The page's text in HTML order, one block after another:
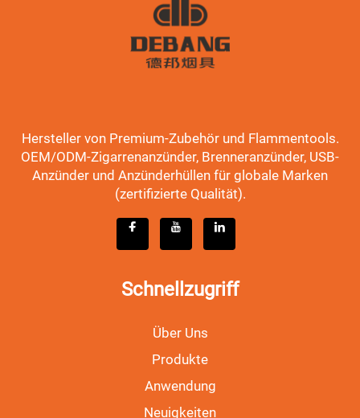
Hersteller von Premium-Zubehör und Flammentools.
OEM/ODM-Zigarrenanzünder, Brenneranzünder, USB-
Anzünder und Anzünderhüllen für globale Marken
(zertifizierte Qualität).
Schnellzugriff
Über Uns
Produkte
Anwendung
Neuigkeiten